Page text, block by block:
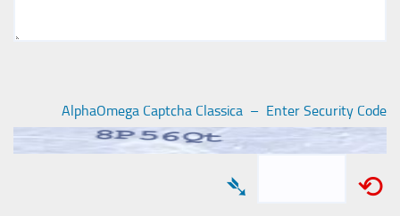
AlphaOmega Captcha Classica – Enter Security Code
⟲
➴